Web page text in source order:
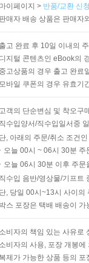
마이페이지 > 반품/교환 신
판매자 배송 상품은 판매자
출고 완료 후 10일 이내의
디지털 콘텐츠인 eBook의
중고상품의 경우 출고 완료
모바일 쿠폰의 경우 유효기
고객의 단순변심 및 착오구
직수입양서/직수입일서중
단, 아래의 주문/취소 조건
오늘 00시 ~ 06시 30분
오늘 06시 30분 이후 주
직수입 음반/영상물/기프트
단, 당일 00시~13시 사이의
박스 포장은 택배 배송이
소비자의 책임 있는 사유로
소비자의 사용, 포장 개봉
복제가 가능한 상품 등의